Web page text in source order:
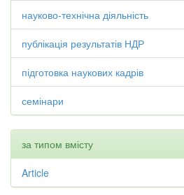
науково-технічна діяльність
публікація результатів НДР
підготовка наукових кадрів
семінари
за типом вмісту
Article